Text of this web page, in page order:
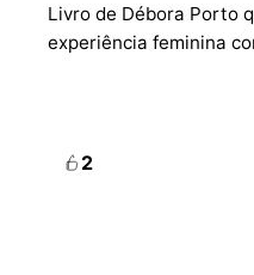
Livro de Débora Porto
experiência feminina
2